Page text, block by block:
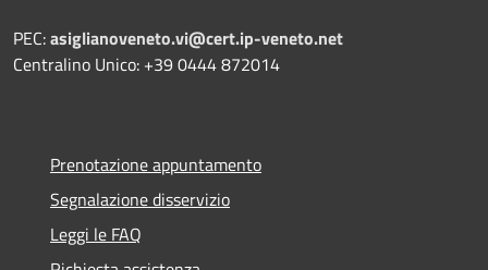
PEC:asiglianoveneto.vi@cert.ip-veneto.net
Centralino Unico: +39 0444 872014
Prenotazione appuntamento
Segnalazione disservizio
Leggi le FAQ